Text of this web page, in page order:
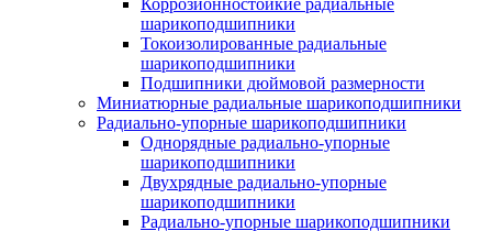
Коррозионностойкие радиальные
шарикоподшипники
Токоизолированные радиальные
шарикоподшипники
Подшипники дюймовой размерности
Миниатюрные радиальные шарикоподшипники
Радиально-упорные шарикоподшипники
Однорядные радиально-упорные
шарикоподшипники
Двухрядные радиально-упорные
шарикоподшипники
Радиально-упорные шарикоподшипники